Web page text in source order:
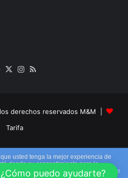
Facebook
X Instagram
derechos reservados M&M |
Tarifa
Instagram
RSS
usted tenga la mejor experiencia de
dando su consentimiento para la
y la aceptación de nuestrapolítica de
¿Cómo puedo ayudarte?